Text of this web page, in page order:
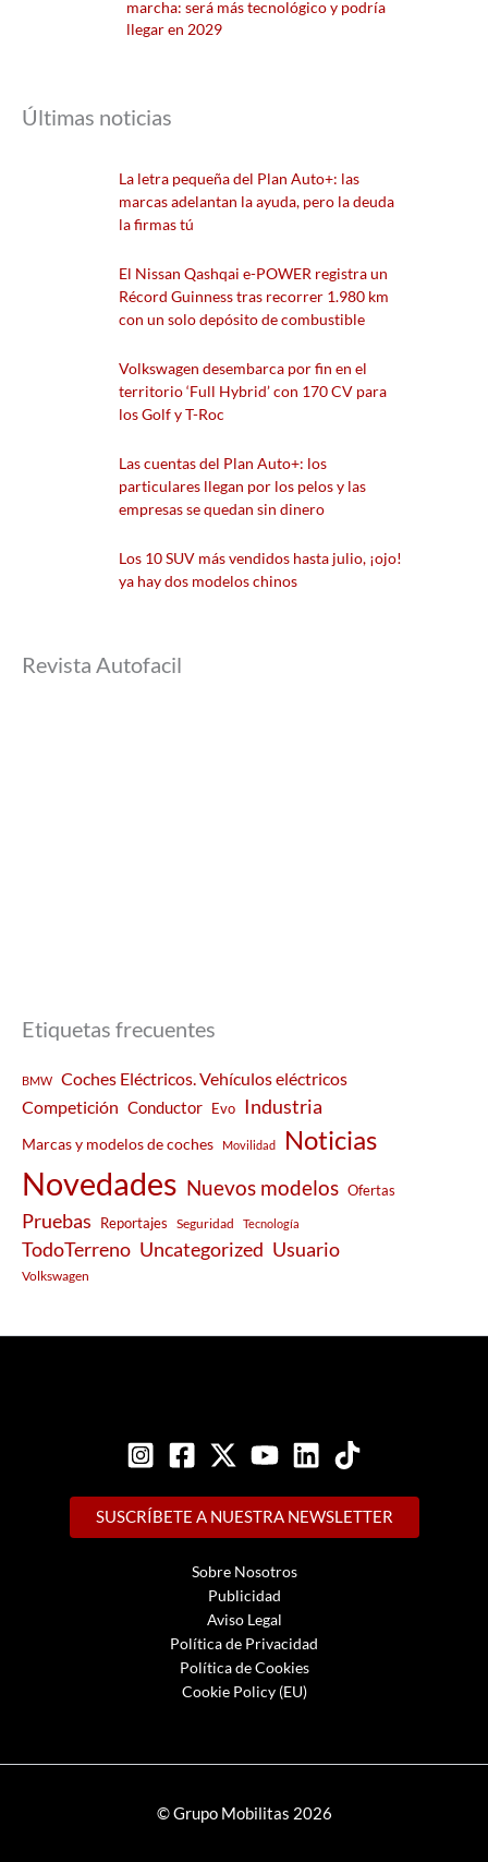
marcha: será más tecnológico y podría
llegar en 2029
Últimas noticias
La letra pequeña del Plan Auto+: las
marcas adelantan la ayuda, pero la deuda
la firmas tú
El Nissan Qashqai e-POWER registra un
Récord Guinness tras recorrer 1.980 km
con un solo depósito de combustible
Volkswagen desembarca por fin en el
territorio ‘Full Hybrid’ con 170 CV para
los Golf y T-Roc
Las cuentas del Plan Auto+: los
particulares llegan por los pelos y las
empresas se quedan sin dinero
Los 10 SUV más vendidos hasta julio, ¡ojo!
ya hay dos modelos chinos
Revista Autofacil
Etiquetas frecuentes
BMW
Coches Eléctricos. Vehículos eléctricos
Competición Conductor Evo Industria
Marcas y modelos de coches Movilidad Noticias
Novedades Nuevos modelos Ofertas
Pruebas Reportajes Seguridad Tecnología
TodoTerreno Uncategorized Usuario
Volkswagen
SUSCRÍBETE A NUESTRA NEWSLETTER
Sobre Nosotros
Publicidad
Aviso Legal
Política de Privacidad
Política de Cookies
Cookie Policy (EU)
© Grupo Mobilitas 2026